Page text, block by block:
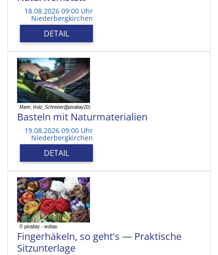
18.08.2026 09:00 Uhr
Niederbergkirchen
DETAIL
Basteln mit Naturmaterialien
19.08.2026 09:00 Uhr
Niederbergkirchen
DETAIL
Fingerhäkeln, so geht's — Praktische
Sitzunterlage